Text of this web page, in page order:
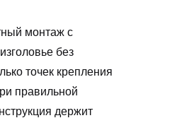
монтаж с
без
точек крепления
правильной
держит